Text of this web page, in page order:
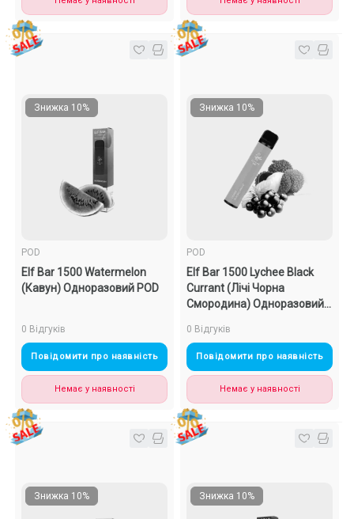
Знижка 10%
POD
Elf Bar 1500 Watermelon
(Кавун) Одноразовий POD
0 Відгуків
Повідомити про наявність
Немає у наявності
Знижка 10%
POD
Elf Bar 1500 Lychee Black
Currant (Лічі Чорна
Смородина) Одноразовий
0 Відгуків
Повідомити про наявність
Немає у наявності
Знижка 10% Знижка 10%